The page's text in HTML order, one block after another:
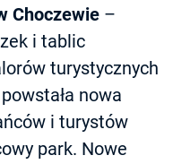
Choczewie –
i tablic
turystycznych
nowa
i turystów
park. Nowe